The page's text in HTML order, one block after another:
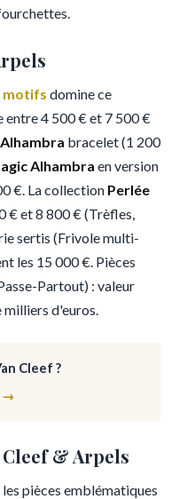
motifs domine ce
entre 4 500 € et 7 500 €
bracelet (1 200
Alhambra en version
€. La collection Perlée
€ et 8 800 € (Trèfles,
sertis (Frivole multi-
les 15 000 €. Pièces
Partout) : valeur
milliers d'euros.
Cleef ?
→
& Arpels
pièces emblématiques